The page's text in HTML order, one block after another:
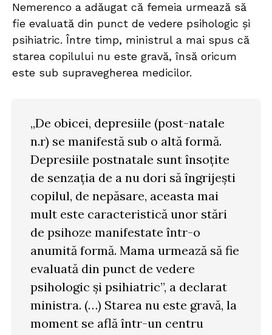
Nemerenco a adăugat că femeia urmează să
fie evaluată din punct de vedere psihologic și
psihiatric. Între timp, ministrul a mai spus că
starea copilului nu este gravă, însă oricum
este sub supravegherea medicilor.
„De obicei, depresiile (post-natale
n.r) se manifestă sub o altă formă.
Depresiile postnatale sunt însoțite
de senzația de a nu dori să îngrijești
copilul, de nepăsare, aceasta mai
mult este caracteristică unor stări
de psihoze manifestate într-o
anumită formă. Mama urmează să fie
evaluată din punct de vedere
psihologic și psihiatric”, a declarat
ministra. (…) Starea nu este gravă, la
moment se află într-un centru